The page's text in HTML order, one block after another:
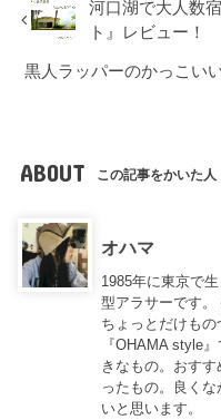
河口湖で大人数
ト』レビュー！
黒人ラッパーのかっこい
ABOUT この記事をかいた人
オハマ
1985年に東京で
型アラサーです
ちょっとだけもの
『OHAMA style
きなもの。おす
ったもの。良く
いと思います。